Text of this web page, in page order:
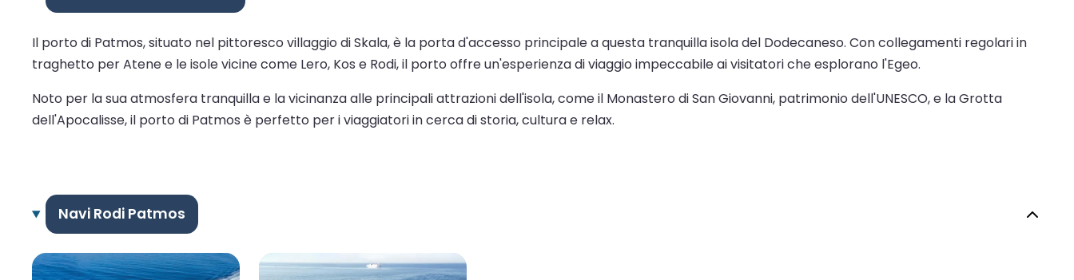
Il porto di Patmos, situato nel pittoresco villaggio di Skala, è la porta d'accesso principale a questa tranquilla isola del Dodecaneso. Con collegamenti regolari in
traghetto per Atene e le isole vicine come Lero, Kos e Rodi, il porto offre un'esperienza di viaggio impeccabile ai visitatori che esplorano l'Egeo.
Noto per la sua atmosfera tranquilla e la vicinanza alle principali attrazioni dell'isola, come il Monastero di San Giovanni, patrimonio dell'UNESCO, e la Grotta
dell'Apocalisse, il porto di Patmos è perfetto per i viaggiatori in cerca di storia, cultura e relax.
Navi Rodi Patmos